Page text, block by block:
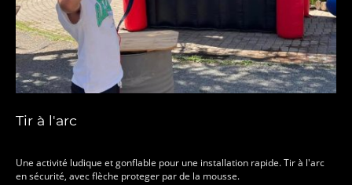
Tir à l'arc
Une activité ludique et gonflable pour une installation rapide. Tir à l'arc
en sécurité, avec flèche proteger par de la mousse.